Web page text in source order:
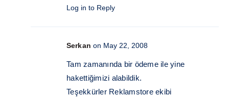
Log in to Reply
Serkan on May 22, 2008
Tam zamanında bir ödeme ile yine
hakettiğimizi alabildik.
Teşekkürler Reklamstore ekibi